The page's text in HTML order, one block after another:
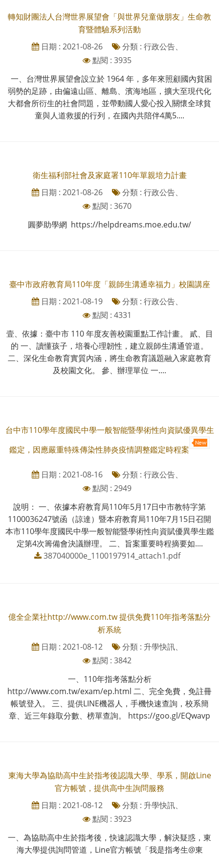
轉知財團法人台灣世界展望會「與世界兒童做朋友」生命教
育暨體驗系列活動
日期 : 2021-08-26
分類 : 行政公告、
點閱 : 3935
一、台灣世界展望會設立於 1964 年，多年來照顧國內貧困
弱勢的足跡，由偏遠山區、離島、濱海地區，擴大至現代化
大都會所衍生的社會問題，並帶動國人愛心投入關懷全球貧
童與人道救援的行列，在國內共陪伴4萬5....
衛生福利部社會及家庭署110年單親培力計畫
日期 : 2021-08-26
分類 : 行政公告、
點閱 : 3670
圓夢助學網 https://helpdreams.moe.edu.tw/
臺中市政府教育局110年度「親師生溝通幸福力」校園講座
日期 : 2021-08-19
分類 : 行政公告、
點閱 : 4331
壹、依據：臺中市 110 年度友善校園重點工作計畫。 貳、目
的 一、讀懂孩子，培養心理韌性，建立親師生溝通管道。
二、深化生命教育實質內涵，將生命教育議題融入家庭教育
及校園文化。 參、辦理單位 一....
台中市110學年度國民中學一般智能暨學術性向資賦優異學生
鑑定，因應嚴重特殊傳染性肺炎疫情調整鑑定時程案
日期 : 2021-08-16
分類 : 行政公告、
點閱 : 2949
說明： 一、依據本府教育局110年5月17日中市教特字第
1100036247號函（諒達）暨本府教育局110年7月15日召開
本市110學年度國民中學一般智能暨學術性向資賦優異學生鑑
定第4次籌備會決議辦理。 二、旨案重要時程摘要如....
387040000e_1100197914_attach1.pdf
億全企業社http://www.com.tw 提供免費110年指考落點分
析系統
日期 : 2021-08-12
分類 : 升學快訊、
點閱 : 3842
一、110年指考落點分析
http://www.com.tw/exam/ep.html 二、完全免費，免註冊
帳號登入。 三、提供LINE機器人，手機快速查詢，校系簡
章、近三年錄取分數、榜單查詢。 https://goo.gl/EQwavp
東海大學為協助高中生於指考後認識大學、學系，開啟Line
官方帳號，提供高中生詢問服務
日期 : 2021-08-12
分類 : 升學快訊、
點閱 : 3923
一、為協助高中生於指考後，快速認識大學，解決疑惑，東
海大學提供詢問管道，Line官方帳號「我是指考生@東